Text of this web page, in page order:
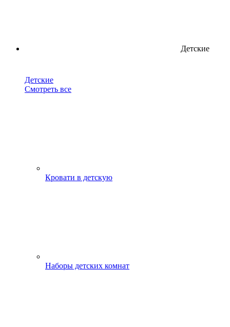
Детские
Детские
Смотреть все
Кровати в детскую
Наборы детских комнат